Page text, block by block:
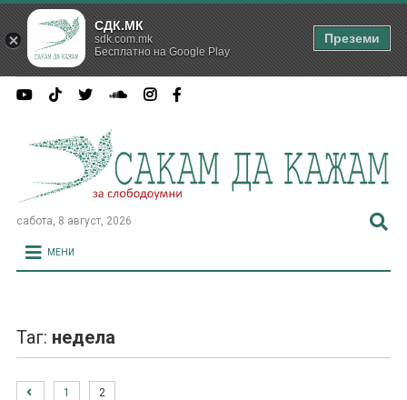
сабота, 8 август, 2026
МЕНИ
Таг: недела
1 2
СДК.МК
sdk.com.mk
Бесплатно на Google Play
Преземи